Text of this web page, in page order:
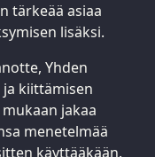
tärkeää asiaa
lisäksi.
Yhden
kiittämisen
jakaa
menetelmää
käyttääkään.